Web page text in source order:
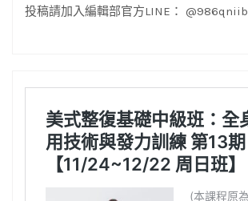
投稿請加入編輯部官方LINE： @986qniib